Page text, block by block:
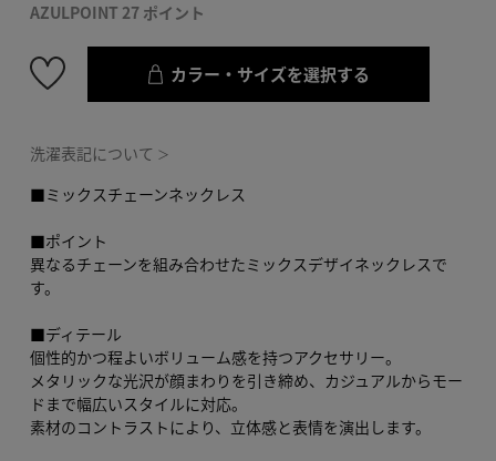
AZULPOINT 27 ポイント
カラー・サイズを選択する
洗濯表記について ＞
■ミックスチェーンネックレス
■ポイント
異なるチェーンを組み合わせたミックスデザイネックレスで
す。
■ディテール
個性的かつ程よいボリューム感を持つアクセサリー。
メタリックな光沢が顔まわりを引き締め、カジュアルからモー
ドまで幅広いスタイルに対応。
素材のコントラストにより、立体感と表情を演出します。